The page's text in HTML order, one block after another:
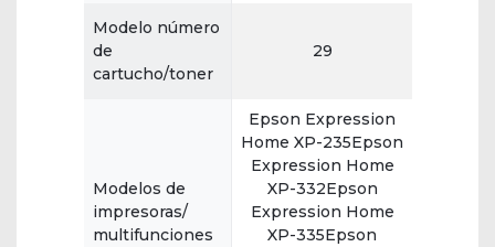
Modelo número
de
cartucho/toner
29
Modelos de
impresoras/
multifunciones
Epson Expression
Home XP-235Epson
Expression Home
XP-332Epson
Expression Home
XP-335Epson